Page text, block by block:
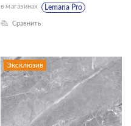
в магазинах
Lemana Pro
Сравнить
Эксклюзив